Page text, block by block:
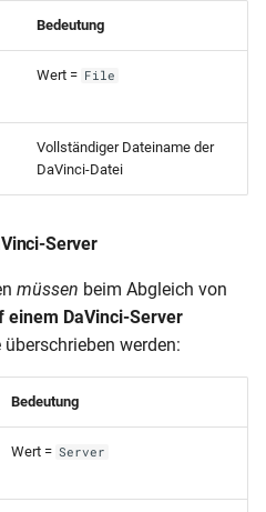
Bedeutung
Wert = File
Vollständiger Dateiname der
DaVinci-Datei
Server
müssen beim Abgleich von
einem DaVinci-Server
werden:
Bedeutung
Wert = Server